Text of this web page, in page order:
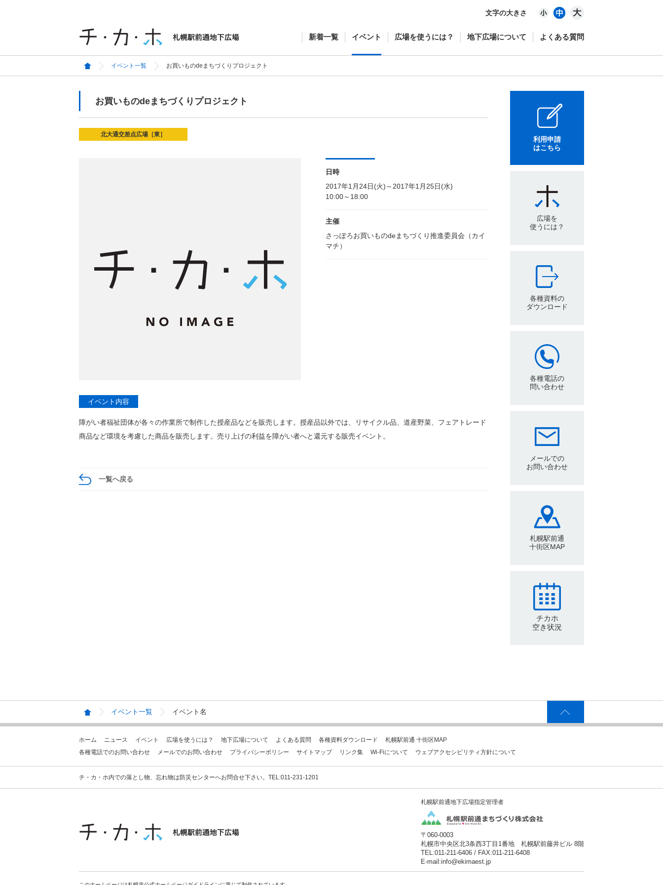
文字の大きさ
新着一覧 イベント 広場を使うには？ 地下広場について よくある質問
イベント一覧 お買いものdeまちづくりプロジェクト
お買いものdeまちづくりプロジェクト
北大通交差点広場［東］
日時
2017年1月24日(火)～2017年1月25日(水)
10:00～18:00
主催
さっぽろお買いものdeまちづくり推進委員会（カイ
マチ）
イベント内容
障がい者福祉団体が各々の作業所で制作した授産品などを販売します。授産品以外では、リサイクル品、道産野菜、フェアトレード
商品など環境を考慮した商品を販売します。売り上げの利益を障がい者へと還元する販売イベント。
一覧へ戻る
利用申請
はこちら
広場を
使うには？
各種資料の
ダウンロード
各種電話の
問い合わせ
メールでの
お問い合わせ
札幌駅前通
十街区MAP
チカホ
空き状況
イベント一覧 イベント名
ホーム ニュース イベント 広場を使うには？ 地下広場について よくある質問 各種資料ダウンロード
札幌駅前通 十街区MAP
各種電話でのお問い合わせ
メールでのお問い合わせ プライバシーポリシー サイトマップ リンク集 Wi-Fiについて ウェブアクセシビリティ方針について
チ・カ・ホ内での落とし物、忘れ物は防災センターへお問合せ下さい。TEL:011-231-1201
札幌駅前通地下広場指定管理者
〒060-0003
札幌市中央区北3条西3丁目1番地 札幌駅前藤井ビル 8階
TEL:011-211-6406 / FAX:011-211-6408
E-mail:info@ekimaest.jp